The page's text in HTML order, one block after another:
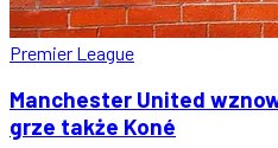
Premier League
Manchester United
grze także Koné